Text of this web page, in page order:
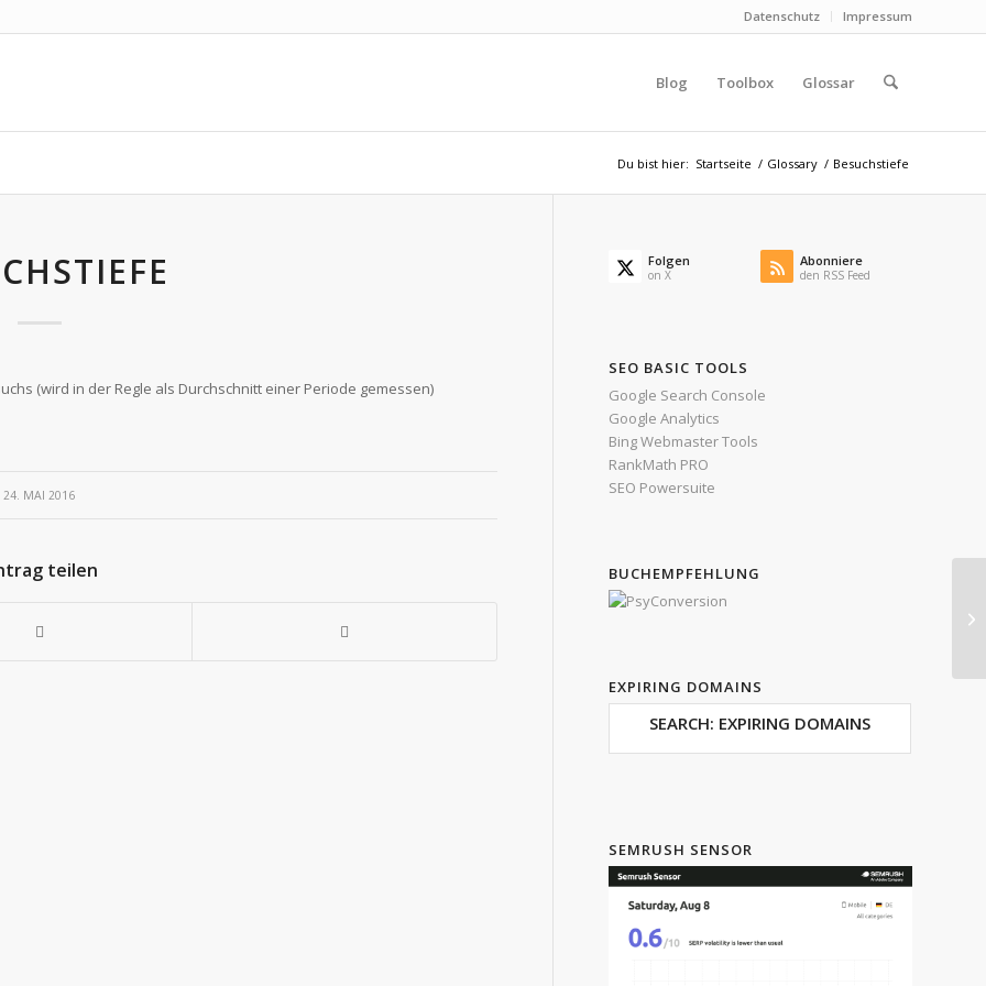
Datenschutz Impressum
Blog Toolbox Glossar
Du bist hier: Startseite / Glossary / Besuchstiefe
(wird in der Regle als Durchschnitt einer Periode gemessen)
24. MAI 2016
teilen
Folgen
on X
Abonniere
den RSS Feed
SEO BASIC TOOLS
Google Search Console
Google Analytics
Bing Webmaster Tools
RankMath PRO
SEO Powersuite
BUCHEMPFEHLUNG
EXPIRING DOMAINS
SEARCH: EXPIRING DOMAINS
SEMRUSH SENSOR